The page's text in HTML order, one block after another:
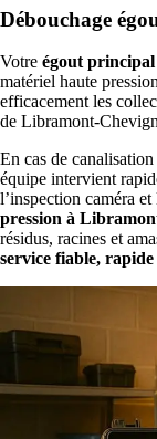
Débouchage
Votre égout principal
matériel haute
efficacement les
de Libramont-
En cas de
équipe intervient
l’inspection caméra
pression à
résidus, racines et
service fiable,